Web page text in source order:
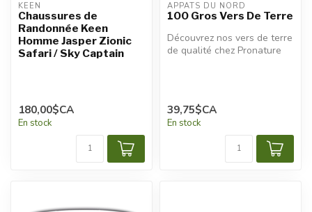
KEEN
Chaussures de
Randonnée Keen
Homme Jasper Zionic
Safari / Sky Captain
180,00$CA
En stock
APPÂTS DU NORD
100 Gros Vers De Terre
Découvrez nos vers de terre
de qualité chez Pronature
39,75$CA
En stock